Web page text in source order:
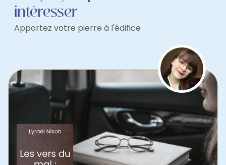
intéresser
Apportez votre pierre à l'édifice